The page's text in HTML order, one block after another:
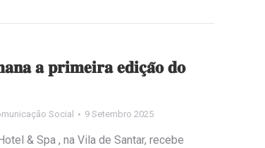
𝐚 𝐩𝐫𝐢𝐦𝐞𝐢𝐫𝐚 𝐞𝐝𝐢𝐜̧𝐚̃𝐨 𝐝𝐨
Social 9 Setembro 2025
& Spa , na Vila de Santar, recebe